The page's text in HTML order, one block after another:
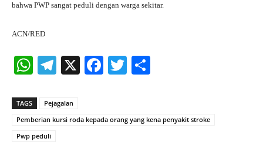
bahwa PWP sangat peduli dengan warga sekitar.
ACN/RED
W
ts
A
pp
Te
gr
a
X
Fa
ok
T
r
TAGS
Pejagalan
Pemberian kursi roda kepada orang yang kena penyakit stroke
Pwp peduli